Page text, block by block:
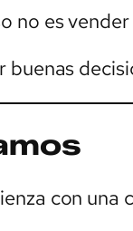
no es
buenas
con una